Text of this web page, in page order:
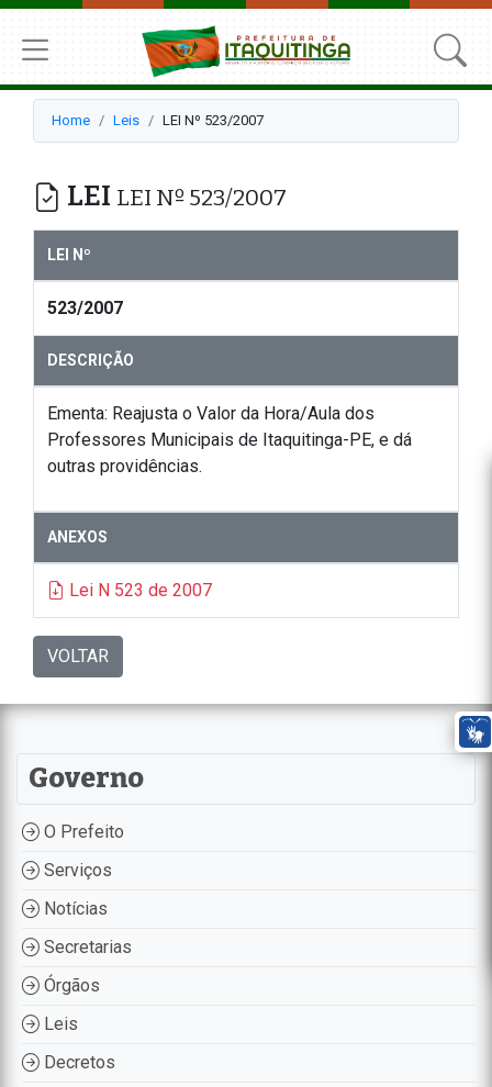
Home Leis LEI Nº 523/2007
LEI LEI Nº 523/2007
LEI Nº
523/2007
DESCRIÇÃO
Ementa: Reajusta o Valor da Hora/Aula dos
Professores Municipais de Itaquitinga-PE, e dá
outras providências.
ANEXOS
Lei N 523 de 2007
VOLTAR
Governo
O Prefeito
Serviços
Notícias
Secretarias
Órgãos
Leis
Decretos